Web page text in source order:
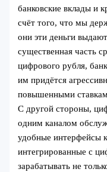
банковские вклады и
счёт того, что мы
они эти деньги
существенная часть
цифрового рубля,
им придётся
повышенными
С другой стороны,
одним каналом
удобные интерфейсы
интегрированные с
зарабатывать не